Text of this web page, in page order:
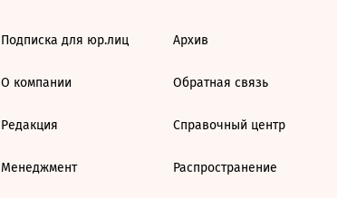
Подписка для юр.лиц
О компании
Редакция
Менеджмент
Архив
Обратная связь
Справочный центр
Распространение